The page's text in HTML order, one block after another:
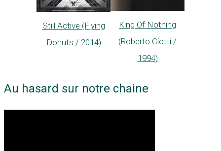
Still Active (Flying
Donuts / 2014)
King Of Nothing
(Roberto Ciotti /
1994)
Au hasard sur notre chaine